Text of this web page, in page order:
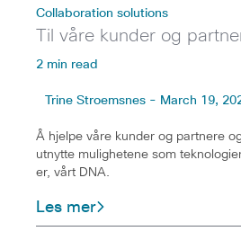
Collaboration solutions
Til våre kunder og
2 min read
Trine Stroemsnes - March 19,
Å hjelpe våre kunder og partnere
utnytte mulighetene som
er, vårt DNA.
Les mer